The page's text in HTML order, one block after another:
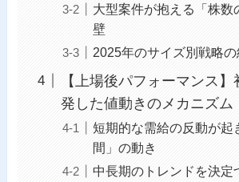
大型案件が抱える「株数
壁
2025年のサイズ別戦略
【上場後パフォーマンス
発した値動きのメカニズム
短期的な需給の反動が起
間」の動き
中長期のトレンドを決定